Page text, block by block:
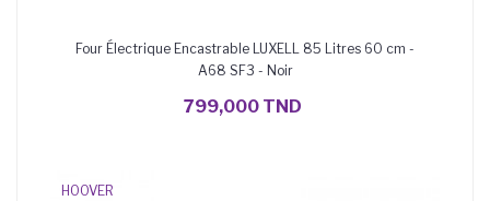
Four Électrique Encastrable LUXELL 85 Litres 60 cm -
A68 SF3 - Noir
799,000 TND
HOOVER